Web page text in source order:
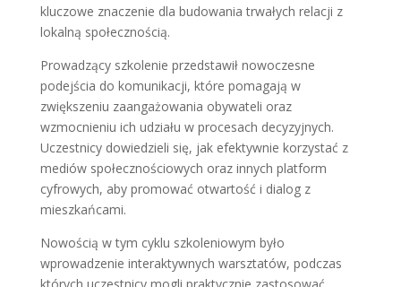
kluczowe znaczenie dla budowania trwałych relacji z
lokalną społecznością.
Prowadzący szkolenie przedstawił nowoczesne
podejścia do komunikacji, które pomagają w
zwiększeniu zaangażowania obywateli oraz
wzmocnieniu ich udziału w procesach decyzyjnych.
Uczestnicy dowiedzieli się, jak efektywnie korzystać z
mediów społecznościowych oraz innych platform
cyfrowych, aby promować otwartość i dialog z
mieszkańcami.
Nowością w tym cyklu szkoleniowym było
wprowadzenie interaktywnych warsztatów, podczas
których uczestnicy mogli praktycznie zastosować